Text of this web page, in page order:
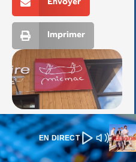
EN DIRECT